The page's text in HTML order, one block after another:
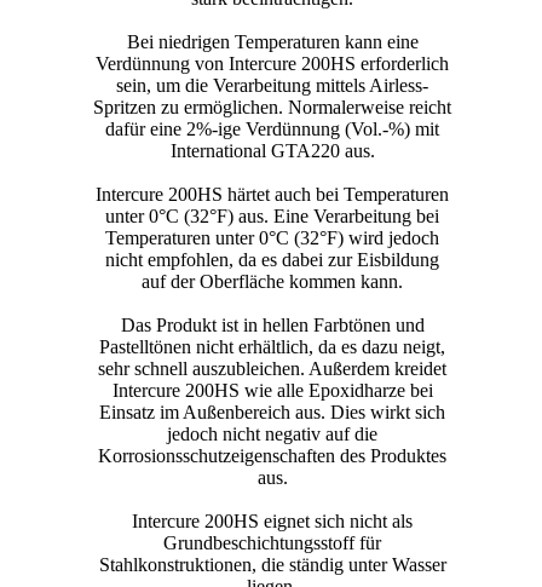
Bei niedrigen Temperaturen kann eine
Verdünnung von Intercure 200HS erforderlich
sein, um die Verarbeitung mittels Airless-
Spritzen zu ermöglichen. Normalerweise reicht
dafür eine 2%-ige Verdünnung (Vol.-%) mit
International GTA220 aus.
Intercure 200HS härtet auch bei Temperaturen
unter 0°C (32°F) aus. Eine Verarbeitung bei
Temperaturen unter 0°C (32°F) wird jedoch
nicht empfohlen, da es dabei zur Eisbildung
auf der Oberfläche kommen kann.
Das Produkt ist in hellen Farbtönen und
Pastelltönen nicht erhältlich, da es dazu neigt,
sehr schnell auszubleichen. Außerdem kreidet
Intercure 200HS wie alle Epoxidharze bei
Einsatz im Außenbereich aus. Dies wirkt sich
jedoch nicht negativ auf die
Korrosionsschutzeigenschaften des Produktes
aus.
Intercure 200HS eignet sich nicht als
Grundbeschichtungsstoff für
Stahlkonstruktionen, die ständig unter Wasser